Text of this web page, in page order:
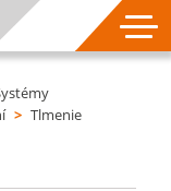
> Tlmenie